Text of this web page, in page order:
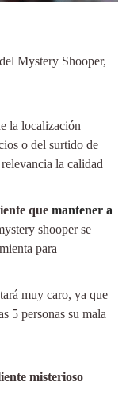
Mystery Shooper,
la localización
o del surtido de
la calidad
que mantener a
shooper se
para
muy caro, ya que
5 personas su mala
misterioso